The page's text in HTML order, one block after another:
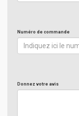
Numéro de commande
Donnez votre avis